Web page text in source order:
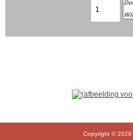
Copyright © 2026